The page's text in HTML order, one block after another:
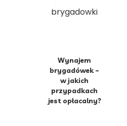
Wynajem
brygadówek –
w jakich
przypadkach
jest opłacalny?